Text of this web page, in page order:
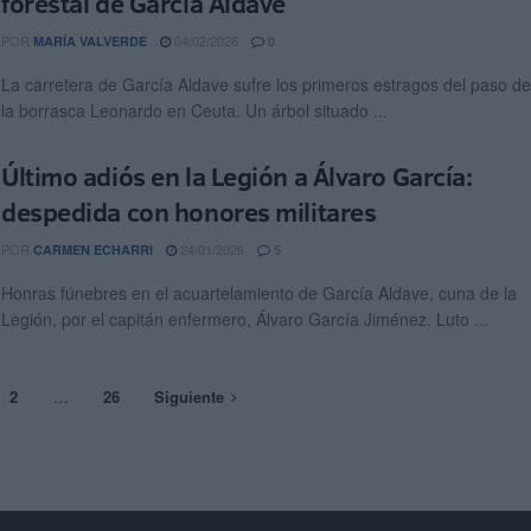
POR MARÍA VALVERDE 0
La carretera de García Aldave sufre los primeros estragos del paso de
la borrasca Leonardo en Ceuta. Un árbol situado ...
Último adiós en la Legión a Álvaro García:
despedida con honores militares
POR CARMEN ECHARRI 5
Honras fúnebres en el acuartelamiento de García Aldave, cuna de la
Legión, por el capitán enfermero, Álvaro García Jiménez. Luto ...
2 26 Siguiente